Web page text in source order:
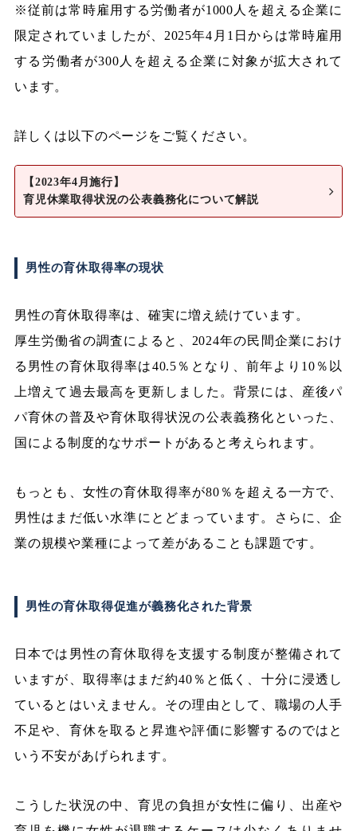
※従前は常時雇用する労働者が1000人を超える企業に
限定されていましたが、2025年4月1日からは常時雇用
する労働者が300人を超える企業に対象が拡大されて
います。
詳しくは以下のページをご覧ください。
【2023年4月施行】
育児休業取得状況の公表義務化について解説
男性の育休取得率の現状
男性の育休取得率は、確実に増え続けています。
厚生労働省の調査によると、2024年の民間企業におけ
る男性の育休取得率は40.5％となり、前年より10％以
上増えて過去最高を更新しました。背景には、産後パ
パ育休の普及や育休取得状況の公表義務化といった、
国による制度的なサポートがあると考えられます。
もっとも、女性の育休取得率が80％を超える一方で、
男性はまだ低い水準にとどまっています。さらに、企
業の規模や業種によって差があることも課題です。
男性の育休取得促進が義務化された背景
日本では男性の育休取得を支援する制度が整備されて
いますが、取得率はまだ約40％と低く、十分に浸透し
ているとはいえません。その理由として、職場の人手
不足や、育休を取ると昇進や評価に影響するのではと
いう不安があげられます。
こうした状況の中、育児の負担が女性に偏り、出産や